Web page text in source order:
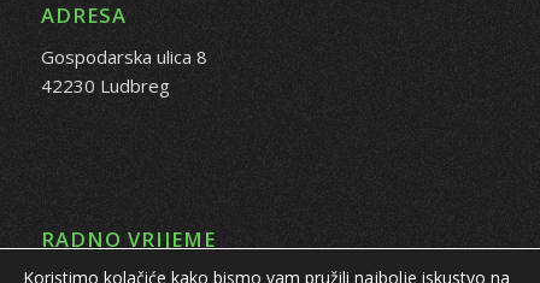
ADRESA
Gospodarska ulica 8
42230 Ludbreg
RADNO VRIJEME
Koristimo kolačiće kako bismo vam pružili najbolje iskustvo na